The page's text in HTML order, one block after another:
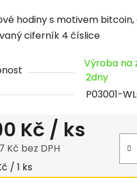
hodiny s motivem
ciferník 4 číslice
Výroba na
2dny
P03001-
Kč / ks
Kč bez DPH
cena:
/ 1 ks